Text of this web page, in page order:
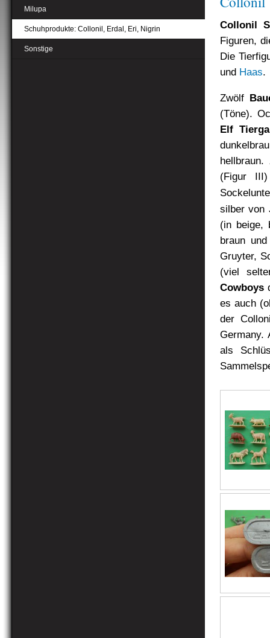
Milupa
Schuhprodukte: Collonil, Erdal, Eri, Nigrin
Sonstige
Collonil
Figuren,
Die
und Haas.
Zwölf
(Töne).
Elf
hellbraun.
(Figur
silber von
(in beige,
braun
Gruyter,
(viel
Cowboys
es auch
der
Germany.
als